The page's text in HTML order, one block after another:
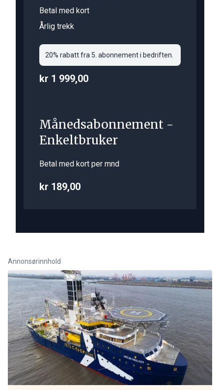
Betal med kort
Årlig trekk
20% rabatt fra 5. abonnement i bedriften.
kr 1 999,00
Månedsabonnement -
Enkeltbruker
Betal med kort per mnd
kr 189,00
Annonsørinnhold